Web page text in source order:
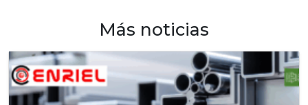
Más noticias